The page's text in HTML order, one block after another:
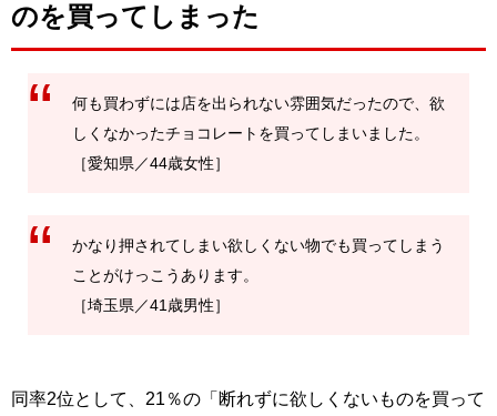
のを買ってしまった
何も買わずには店を出られない雰囲気だったので、欲
しくなかったチョコレートを買ってしまいました。
［愛知県／44歳女性］
かなり押されてしまい欲しくない物でも買ってしまう
ことがけっこうあります。
［埼玉県／41歳男性］
同率2位として、21％の「断れずに欲しくないものを買って